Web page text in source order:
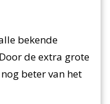
bekende
de extra grote
beter van het